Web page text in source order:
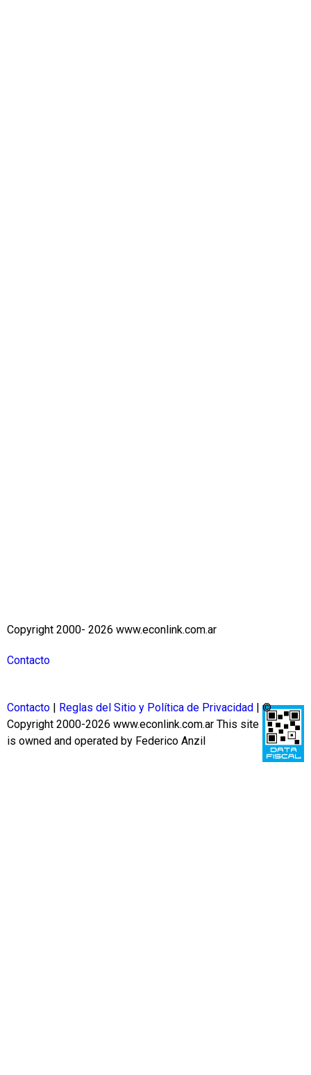
Copyright 2000- 2026 www.econlink.com.ar
Contacto
Contacto Reglas del Sitio y Política de Privacidad
| ©
Copyright 2000-2026 www.econlink.com.ar This site
is owned and operated by Federico Anzil